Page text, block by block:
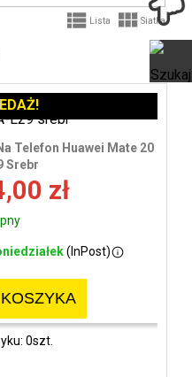
 Lista  Siatka
Telefon Huawei Mate 20
Srebr
zł
(InPost)
0szt.